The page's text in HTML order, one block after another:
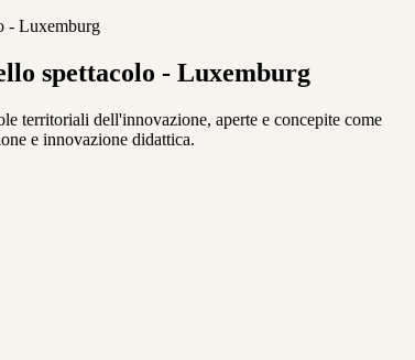
- Luxemburg
spettacolo - Luxemburg
territoriali dell'innovazione, aperte e concepite come
e innovazione didattica.